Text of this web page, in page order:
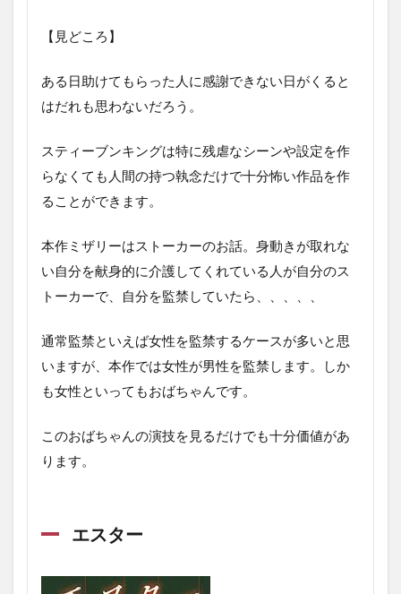
【見どころ】
ある日助けてもらった人に感謝できない日がくると
はだれも思わないだろう。
スティーブンキングは特に残虐なシーンや設定を作
らなくても人間の持つ執念だけで十分怖い作品を作
ることができます。
本作ミザリーはストーカーのお話。身動きが取れな
い自分を献身的に介護してくれている人が自分のス
トーカーで、自分を監禁していたら、、、、、
通常監禁といえば女性を監禁するケースが多いと思
いますが、本作では女性が男性を監禁します。しか
も女性といってもおばちゃんです。
このおばちゃんの演技を見るだけでも十分価値があ
ります。
エスター